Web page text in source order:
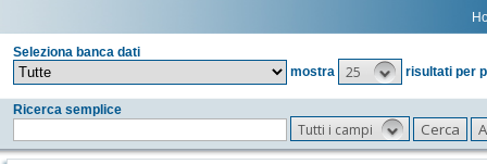
Seleziona banca dati
mostra
25 risultati per
Ricerca semplice
Tutti i campi